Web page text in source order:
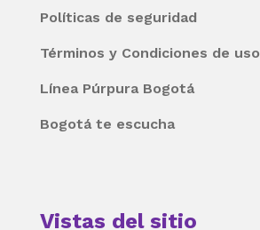
Políticas de seguridad
Términos y Condiciones de uso
Línea Púrpura Bogotá
Bogotá te escucha
Vistas del sitio